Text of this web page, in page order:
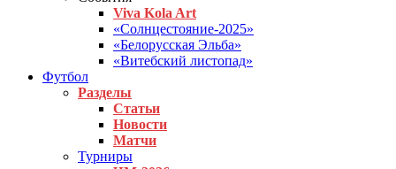
Viva Kola Art
«Солнцестояние-2025»
«Белорусская Эльба»
«Витебский листопад»
Футбол
Разделы
Статьи
Новости
Матчи
Турниры